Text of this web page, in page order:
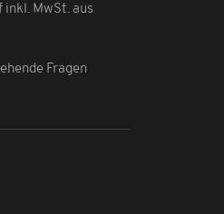
MwSt. aus
Fragen